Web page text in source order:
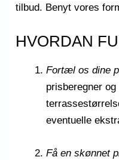
tilbud. Benyt vores
HVORDAN
Fortæl os dine
prisberegner
eventuelle
Få en skønnet